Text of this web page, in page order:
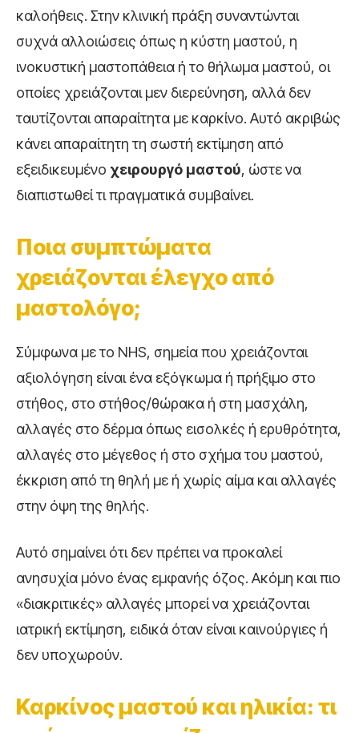
καλοήθεις. Στην κλινική πράξη συναντώνται
συχνά αλλοιώσεις όπως η κύστη μαστού, η
ινοκυστική μαστοπάθεια ή το θήλωμα μαστού, οι
οποίες χρειάζονται μεν διερεύνηση, αλλά δεν
ταυτίζονται απαραίτητα με καρκίνο. Αυτό ακριβώς
κάνει απαραίτητη τη σωστή εκτίμηση από
εξειδικευμένο χειρουργό μαστού, ώστε να
διαπιστωθεί τι πραγματικά συμβαίνει.
Ποια συμπτώματα
χρειάζονται έλεγχο από
μαστολόγο;
Σύμφωνα με το NHS, σημεία που χρειάζονται
αξιολόγηση είναι ένα εξόγκωμα ή πρήξιμο στο
στήθος, στο στήθος/θώρακα ή στη μασχάλη,
αλλαγές στο δέρμα όπως εισολκές ή ερυθρότητα,
αλλαγές στο μέγεθος ή στο σχήμα του μαστού,
έκκριση από τη θηλή με ή χωρίς αίμα και αλλαγές
στην όψη της θηλής.
Αυτό σημαίνει ότι δεν πρέπει να προκαλεί
ανησυχία μόνο ένας εμφανής όζος. Ακόμη και πιο
«διακριτικές» αλλαγές μπορεί να χρειάζονται
ιατρική εκτίμηση, ειδικά όταν είναι καινούργιες ή
δεν υποχωρούν.
Καρκίνος μαστού και ηλικία: τι